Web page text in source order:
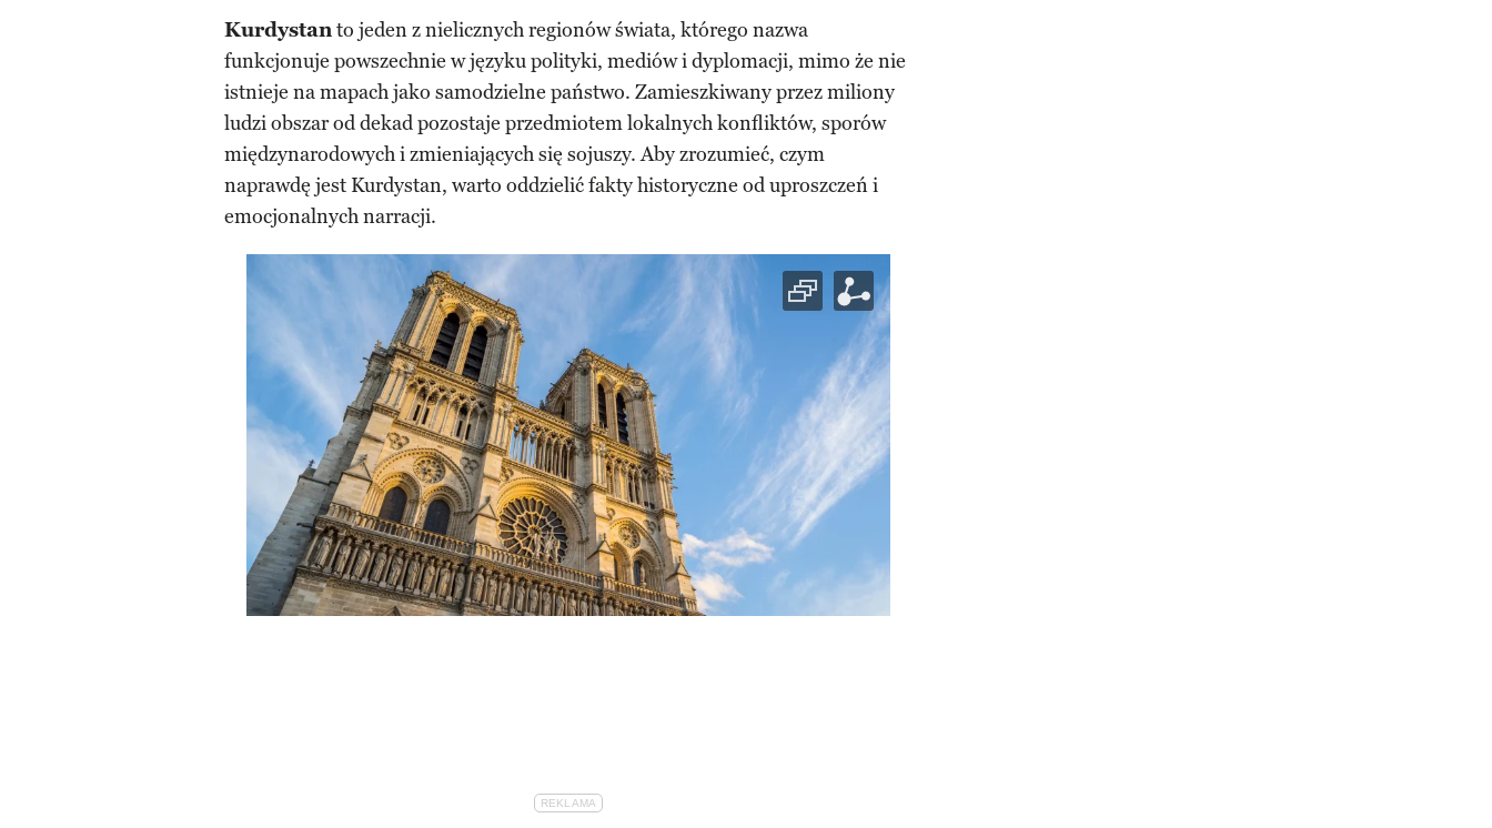
Kurdystanto jeden z nielicznych regionów świata, którego nazwa
funkcjonuje powszechnie w języku polityki, mediów i dyplomacji, mimo że nie
istnieje na mapach jako samodzielne państwo. Zamieszkiwany przez miliony
ludzi obszar od dekad pozostaje przedmiotem lokalnych konfliktów, sporów
międzynarodowych i zmieniających się sojuszy. Aby zrozumieć, czym
naprawdę jest Kurdystan, warto oddzielić fakty historyczne od uproszczeń i
emocjonalnych narracji.